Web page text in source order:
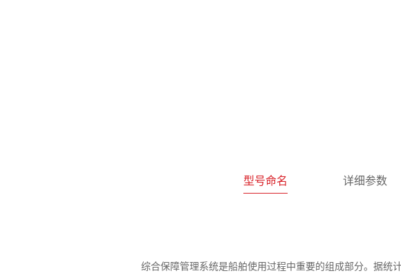
型号命名 详细参数
综合保障管理系统是船舶使用过程中重要的组成部分。据统